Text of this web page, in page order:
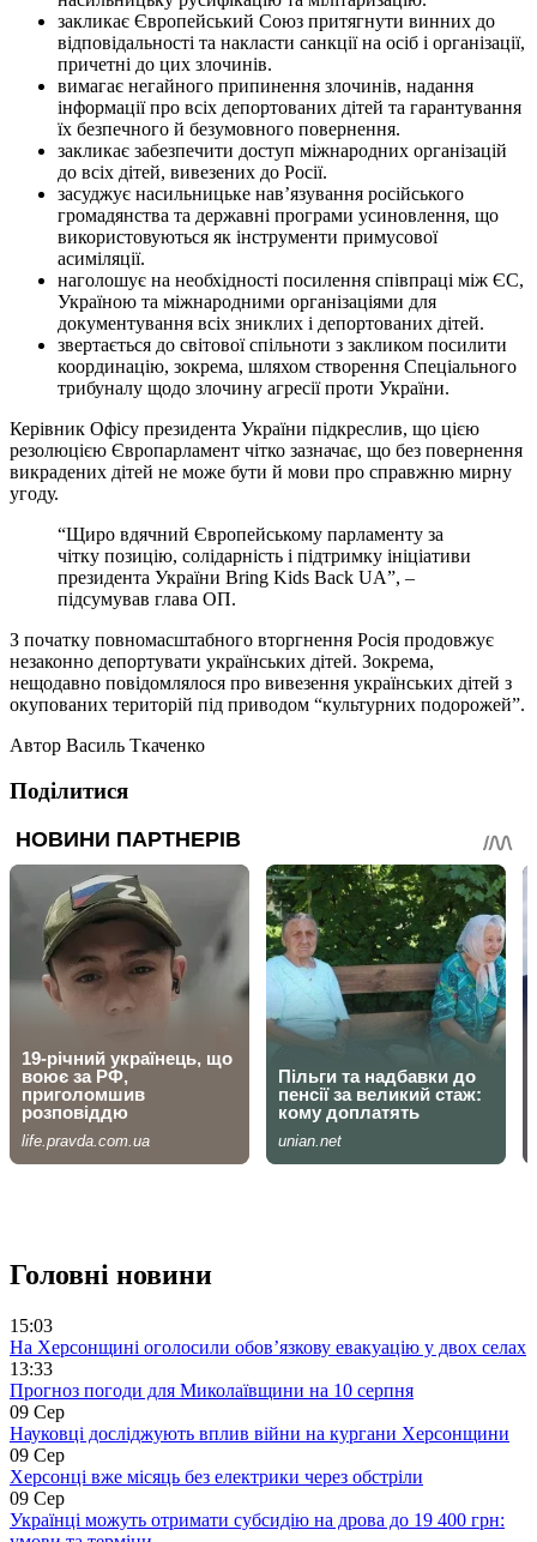
закликає Європейський Союз притягнути винних до
відповідальності та накласти санкції на осіб і організації,
причетні до цих злочинів.
вимагає негайного припинення злочинів, надання
інформації про всіх депортованих дітей та гарантування
їх безпечного й безумовного повернення.
закликає забезпечити доступ міжнародних організацій
до всіх дітей, вивезених до Росії.
засуджує насильницьке нав’язування російського
громадянства та державні програми усиновлення, що
використовуються як інструменти примусової
асиміляції.
наголошує на необхідності посилення співпраці між ЄС,
Україною та міжнародними організаціями для
документування всіх зниклих і депортованих дітей.
звертається до світової спільноти з закликом посилити
координацію, зокрема, шляхом створення Спеціального
трибуналу щодо злочину агресії проти України.
Керівник Офісу президента України підкреслив, що цією
резолюцією Європарламент чітко зазначає, що без повернення
викрадених дітей не може бути й мови про справжню мирну
угоду.
“Щиро вдячний Європейському парламенту за
чітку позицію, солідарність і підтримку ініціативи
президента України Bring Kids Back UA”, –
підсумував глава ОП.
З початку повномасштабного вторгнення Росія продовжує
незаконно депортувати українських дітей. Зокрема,
нещодавно повідомлялося про вивезення українських дітей з
окупованих територій під приводом “культурних подорожей”.
Автор Василь Ткаченко
Поділитися
Головні новини
15:03
На Херсонщині оголосили обов’язкову евакуацію у двох селах
13:33
Прогноз погоди для Миколаївщини на 10 серпня
09 Сер
Науковці досліджують вплив війни на кургани Херсонщини
09 Сер
Херсонці вже місяць без електрики через обстріли
09 Сер
Українці можуть отримати субсидію на дрова до 19 400 грн: